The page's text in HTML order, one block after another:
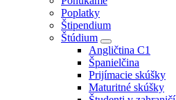
Poplatky
Štipendium
Štúdium
Angličtina C1
Španielčina
Prijímacie skúšky
Maturitné skúšky